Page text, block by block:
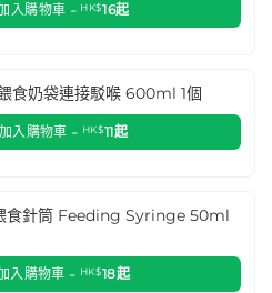
入購物車 - HK$16起
食奶袋連接駁喉 600ml 1個
加入購物車 - HK$11起
食針筒 Feeding Syringe 50ml
入購物車 - HK$18起